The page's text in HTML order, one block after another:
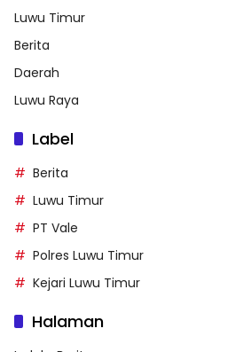
Luwu Timur
Berita
Daerah
Luwu Raya
Label
Berita
Luwu Timur
PT Vale
Polres Luwu Timur
Kejari Luwu Timur
Halaman